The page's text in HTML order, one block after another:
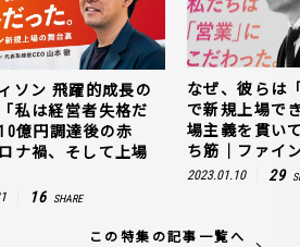
ソン 飛躍的成長の
私は経営者失格だ
億円調達後の赤
ナ禍、そして上場
16 SHARE
なぜ、彼らは
で新規上場で
場主義を貫い
ち筋｜ファイ
2023.01.10 29
この特集の記事一覧へ